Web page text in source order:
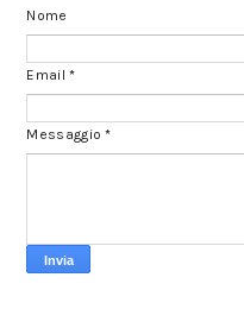
Nome
Email*
Messaggio*